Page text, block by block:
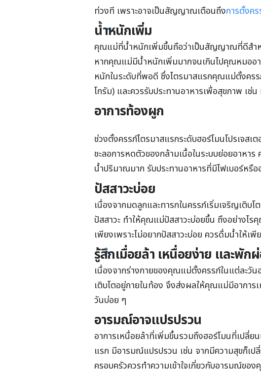
ท่วงที เพราะอาจเป็นสัญญาณเตือนถึงการตั้งค
น้ำหนักเพิ่ม
คุณแม่ที่น้ำหนักเพิ่มขึ้นถือว่าเป็นสัญญาณที่ดีสำห
หากคุณแม่มีน้ำหนักเพิ่มมากจนเกินไปคุณหมออ
หนักในระดับที่พอดี ซึ่งไตรมาสแรกคุณแม่ตั้งค
โกรัม) และควรรับประทานอาหารเพื่อสุขภาพ เ
อาการท้องผูก
ช่วงตั้งครรภ์ไตรมาสแรกระดับฮอร์โมนโปรเจสเ
ชะลอการหดตัวของกล้ามเนื้อในระบบย่อยอาหา
น้ำปริมาณมาก รับประทานอาหารที่มีไฟเบอร์หรือ
ปัสสาวะบ่อย
เนื่องจากมดลูกและทารกในครรภ์เริ่มเจริญเติบ
ปัสสาวะ ทำให้คุณแม่ปัสสาวะบ่อยขึ้น ถึงอย่างไร
เพียงเพราะไม่อยากปัสสาวะบ่อย ควรดื่มน้ำให้
รู้สึกเมื่อยล้า เหนื่อยง่าย และพัก
เนื่องจากร่างกายของคุณแม่ตั้งครรภ์ในแต่ละวั
เติบโตอยู่ภายในท้อง จึงส่งผลให้คุณแม่มีอาการ
วันบ่อย ๆ
อารมณ์อาจแปรปรวน
อาการเหนื่อยล้าที่เพิ่มขึ้นรวมถึงฮอร์โมนที่เปลี่ย
แรก มีอารมณ์แปรปรวน เช่น จากมีความสุขก็เ
ครอบครัวควรทำความเข้าใจเกี่ยวกับอารมณ์ข